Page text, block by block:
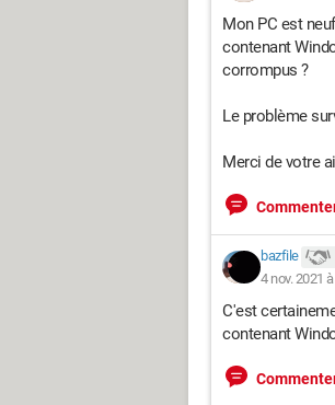
Mon PC est
contenant
corrompus ?
Le problème
Merci de votre
bazfile
4 nov. 2021
C'est
contenant